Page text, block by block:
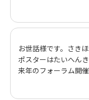
お世話様です。さき
ポスターはたいへん
来年のフォーラム開